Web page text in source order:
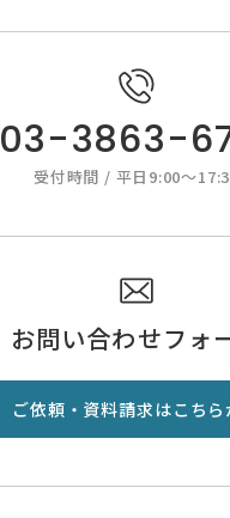
03-3863-
受付時間 / 平日9:00～
お問い合わせフォ
ご依頼・資料請求はこちら